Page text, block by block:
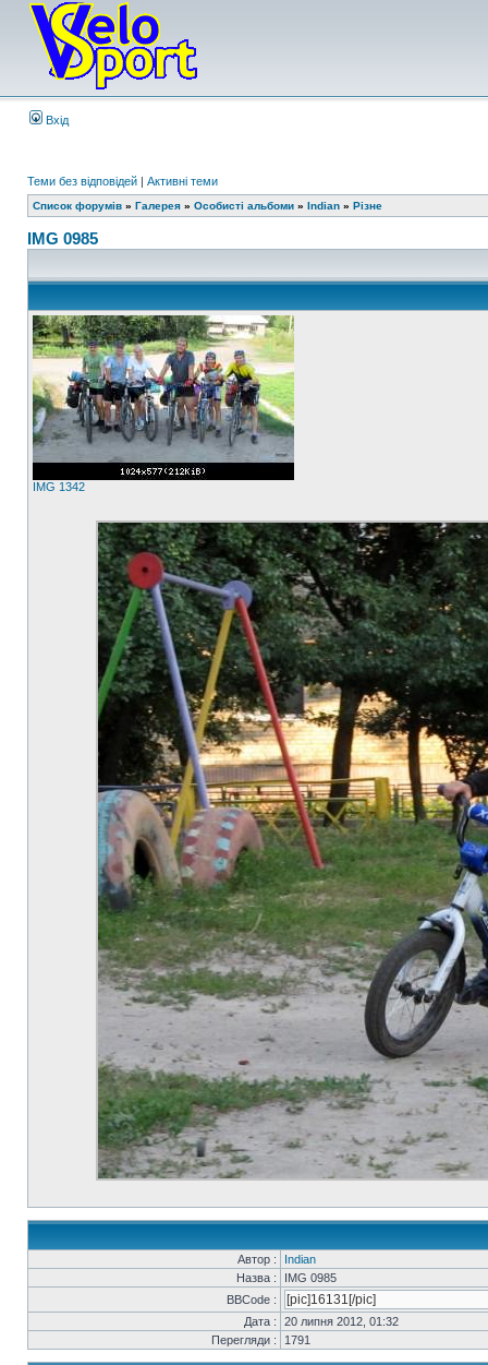
Вхід
Теми без відповідей | Активні теми
Список форумів » Галерея » Особисті альбоми » Indian » Різне
IMG 0985
IMG 1342
Автор :
Indian
Назва :
IMG 0985
BBCode :
Дата :
20 липня 2012, 01:32
Перегляди :
1791